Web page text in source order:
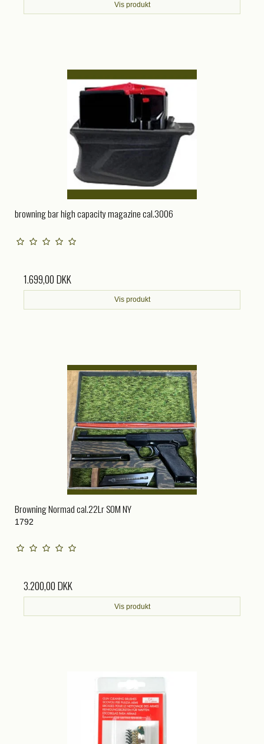
Vis produkt
browning bar high capacity magazine cal.3006
1.699,00 DKK
Vis produkt
Browning Normad cal.22Lr SOM NY
1792
3.200,00 DKK
Vis produkt